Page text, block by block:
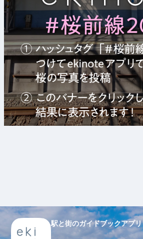
駅と街のガイドブックアプリ